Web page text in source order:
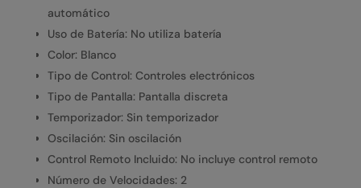
automático
Uso de Batería: No utiliza batería
Color: Blanco
Tipo de Control: Controles electrónicos
Tipo de Pantalla: Pantalla discreta
Temporizador: Sin temporizador
Oscilación: Sin oscilación
Control Remoto Incluido: No incluye control remoto
Número de Velocidades: 2